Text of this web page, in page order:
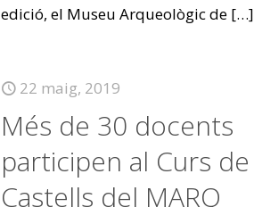
edició, el Museu Arqueològic de […]
22 maig, 2019
Més de 30 docents
participen al Curs de
Castells del MARQ